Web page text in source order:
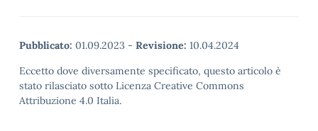
Pubblicato: 01.09.2023 - Revisione: 10.04.2024
Eccetto dove diversamente specificato, questo articolo è
stato rilasciato sotto Licenza Creative Commons
Attribuzione 4.0 Italia.